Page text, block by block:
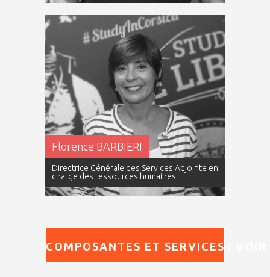
Florence BARBIERI
Directrice Générale des Services Adjointe en
charge des ressources humaines
COMPOSANTES ET SERVICES :